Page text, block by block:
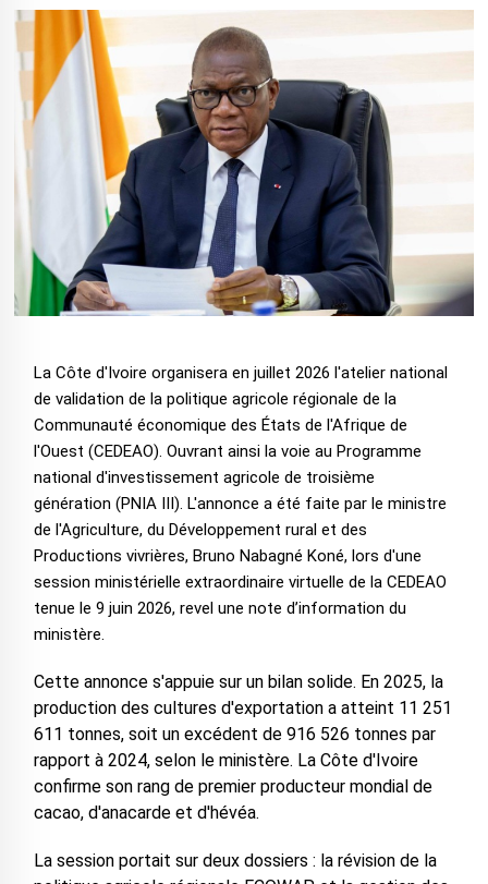
La Côte d'Ivoire organisera en juillet 2026 l'atelier national
de validation de la politique agricole régionale de la
Communauté économique des États de l'Afrique de
l'Ouest (CEDEAO). Ouvrant ainsi la voie au Programme
national d'investissement agricole de troisième
génération (PNIA III). L'annonce a été faite par le ministre
de l'Agriculture, du Développement rural et des
Productions vivrières, Bruno Nabagné Koné, lors d'une
session ministérielle extraordinaire virtuelle de la CEDEAO
tenue le 9 juin 2026, revel une note d’information du
ministère.
Cette annonce s'appuie sur un bilan solide. En 2025, la
production des cultures d'exportation a atteint 11 251
611 tonnes, soit un excédent de 916 526 tonnes par
rapport à 2024, selon le ministère. La Côte d'Ivoire
confirme son rang de premier producteur mondial de
cacao, d'anacarde et d'hévéa.
La session portait sur deux dossiers : la révision de la